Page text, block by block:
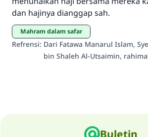
dan hajinya dianggap sah.
Mahram dalam safar
Refrensi: Dari Fatawa Manarul Islam,
bin Shaleh Al-Utsaimin,
Buletin